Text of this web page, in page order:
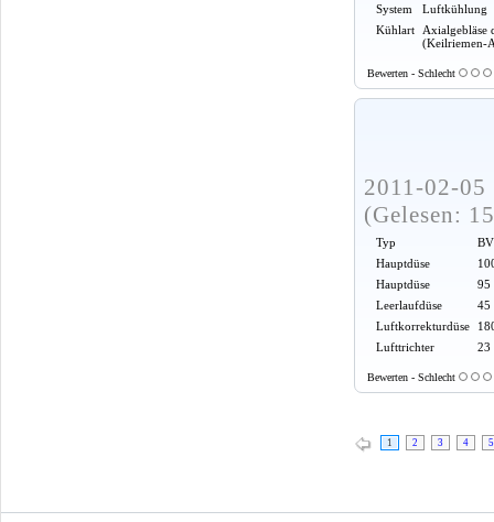
System
Luftkühlung
Kühlart
Axialgebläse
(Keilriemen-
Bewerten - Schlecht
2011-02-
(Gelesen:
Typ
Hauptdüse
Hauptdüse
95
Leerlaufdüse
45
Luftkorrekturdüse
Lufttrichter
23
Bewerten - Schlecht
1 2 3 4 5